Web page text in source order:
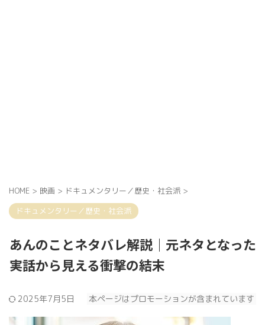
HOME > 映画 > ドキュメンタリー／歴史・社会派 >
ドキュメンタリー／歴史・社会派
あんのことネタバレ解説｜元ネタとなった
実話から見える衝撃の結末
2025年7月5日 本ページはプロモーションが含まれています